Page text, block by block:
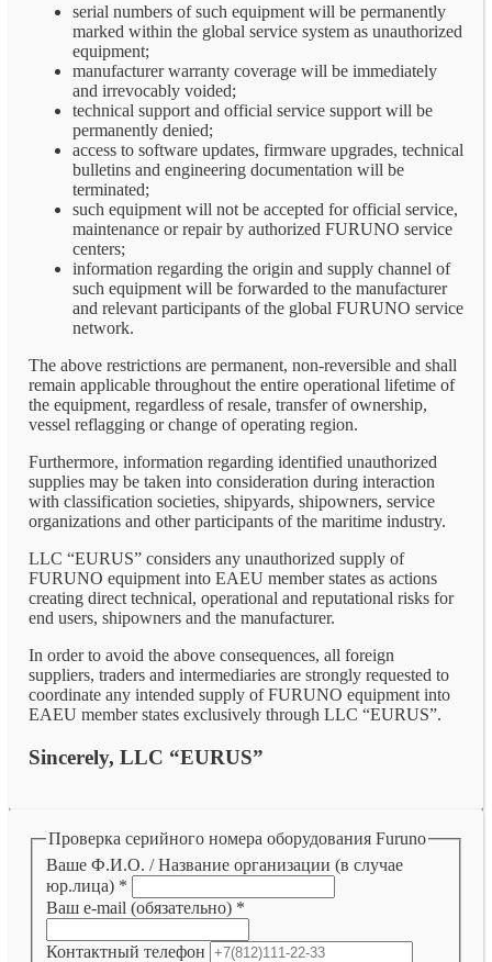
serial numbers of such equipment will be permanently
marked within the global service system as unauthorized
equipment;
manufacturer warranty coverage will be immediately
and irrevocably voided;
technical support and official service support will be
permanently denied;
access to software updates, firmware upgrades, technical
bulletins and engineering documentation will be
terminated;
such equipment will not be accepted for official service,
maintenance or repair by authorized FURUNO service
centers;
information regarding the origin and supply channel of
such equipment will be forwarded to the manufacturer
and relevant participants of the global FURUNO service
network.
The above restrictions are permanent, non-reversible and shall
remain applicable throughout the entire operational lifetime of
the equipment, regardless of resale, transfer of ownership,
vessel reflagging or change of operating region.
Furthermore, information regarding identified unauthorized
supplies may be taken into consideration during interaction
with classification societies, shipyards, shipowners, service
organizations and other participants of the maritime industry.
LLC “EURUS” considers any unauthorized supply of
FURUNO equipment into EAEU member states as actions
creating direct technical, operational and reputational risks for
end users, shipowners and the manufacturer.
In order to avoid the above consequences, all foreign
suppliers, traders and intermediaries are strongly requested to
coordinate any intended supply of FURUNO equipment into
EAEU member states exclusively through LLC “EURUS”.
Sincerely, LLC “EURUS”
Проверка серийного номера оборудования Furuno
Ваше Ф.И.О. / Название организации (в случае
юр.лица) *
Ваш e-mail (обязательно) *
Контактный телефон